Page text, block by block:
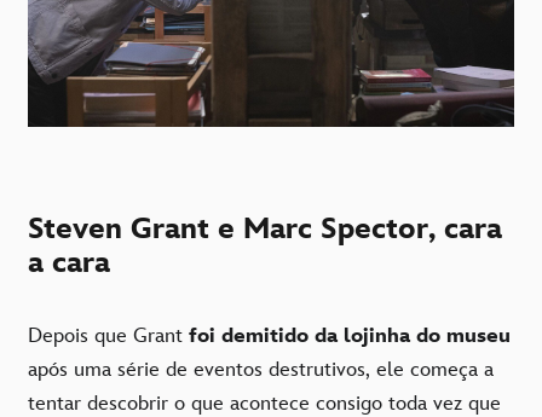
Steven Grant e Marc Spector, cara
a cara
Depois que Grant foi demitido da lojinha do museu
após uma série de eventos destrutivos, ele começa a
tentar descobrir o que acontece consigo toda vez que